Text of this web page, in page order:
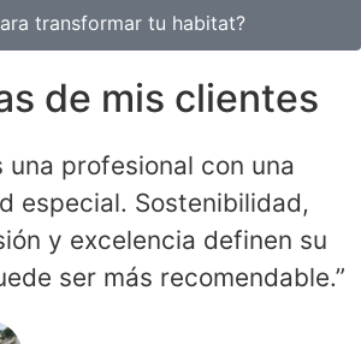
transformar tu habitat?
de mis clientes
una profesional con una
especial. Sostenibilidad,
y excelencia definen su
ser más recomendable.”